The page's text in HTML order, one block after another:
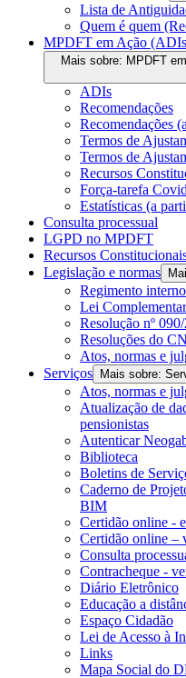
Lista de
Quem é quem
MPDFT em Ação
Mais sobre: MPDFT
ADIs
Recomendações
Recomendações
Termos de
Termos de
Recursos
Força-tarefa
Estatísticas (a
Consulta processual
LGPD no MPDFT
Recursos
Legislação e normas
Regimento interno
Lei
Resolução nº
Resoluções do
Atos, normas e
Serviços
Mais sobre:
Atos, normas e
Atualização de
pensionistas
Autenticar
Biblioteca
Boletins de
Caderno de
BIM
Certidão online -
Certidão online –
Consulta
Contracheque -
Diário Eletrônico
Educação a
Espaço Cidadão
Lei de Acesso à
Links
Mapa Social do